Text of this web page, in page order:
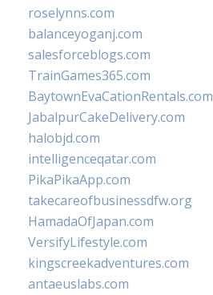
roselynns.com
balanceyoganj.com
salesforceblogs.com
TrainGames365.com
BaytownEvaCationRentals.com
JabalpurCakeDelivery.com
halobjd.com
intelligenceqatar.com
PikaPikaApp.com
takecareofbusinessdfw.org
HamadaOfJapan.com
VersifyLifestyle.com
kingscreekadventures.com
antaeuslabs.com